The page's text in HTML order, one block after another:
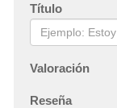
Título
Valoración
Reseña